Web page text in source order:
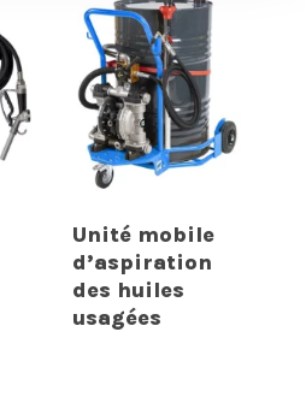
Unité mobile
d’aspiration
des huiles
usagées